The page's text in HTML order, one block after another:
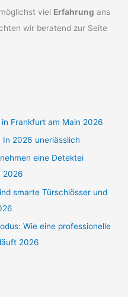
viel Erfahrung ans
wir beratend zur Seite
Frankfurt am Main 2026
2026 unerlässlich
eine Detektei
2026
smarte Türschlösser und
Wie eine professionelle
2026